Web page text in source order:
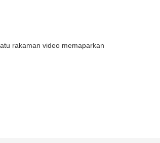
rakaman video memaparkan